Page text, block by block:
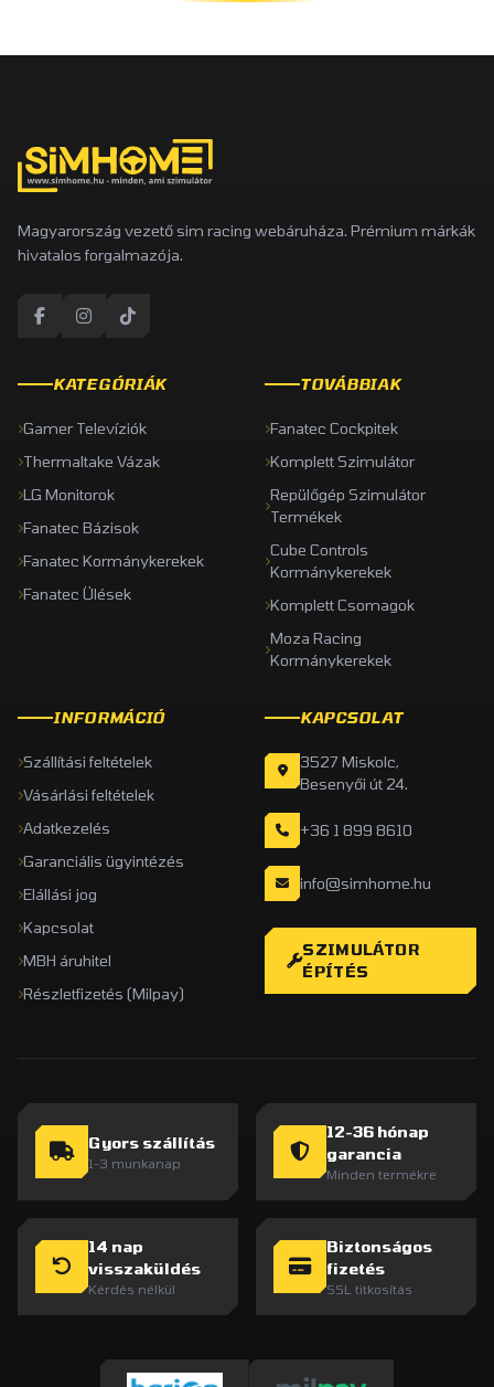
Magyarország vezető sim racing webáruháza. Prémium márkák
hivatalos forgalmazója.
KATEGÓRIÁK
Gamer Televíziók
Thermaltake Vázak
LG Monitorok
Fanatec Bázisok
Fanatec Kormánykerekek
Fanatec Ülések
TOVÁBBIAK
Fanatec Cockpitek
Komplett Szimulátor
Repülőgép Szimulátor
Termékek
Cube Controls
Kormánykerekek
Komplett Csomagok
Moza Racing
Kormánykerekek
INFORMÁCIÓ
Szállítási feltételek
Vásárlási feltételek
Adatkezelés
Garanciális ügyintézés
Elállási jog
Kapcsolat
MBH áruhitel
Részletfizetés (Milpay)
KAPCSOLAT
3527 Miskolc,
Besenyői út 24.
+36 1 899 8610
info@simhome.hu
SZIMULÁTOR
ÉPÍTÉS
Gyors szállítás
1-3 munkanap
12-36 hónap
garancia
Minden termékre
14 nap
visszaküldés
Kérdés nélkül
Biztonságos
fizetés
SSL titkosítás